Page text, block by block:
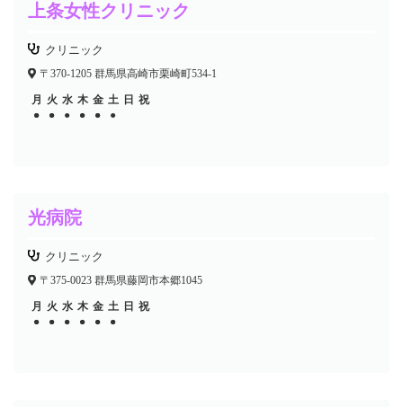
上条女性クリニック
クリニック
〒370-1205 群馬県高崎市栗崎町534-1
月 火 水 木 金 土 日 祝
●
● ● ● ● ●
● ●
● ●
光病院
クリニック
〒375-0023 群馬県藤岡市本郷1045
月 火 水 木 金 土 日 祝
●
● ● ● ● ●
● ● ● ● ●
●